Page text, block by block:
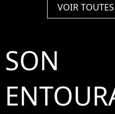
VOIR
SON